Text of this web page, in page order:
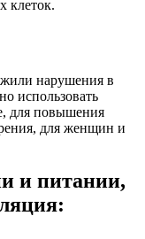
клеток.
нарушения в
использовать
для повышения
для женщин и
и питании,